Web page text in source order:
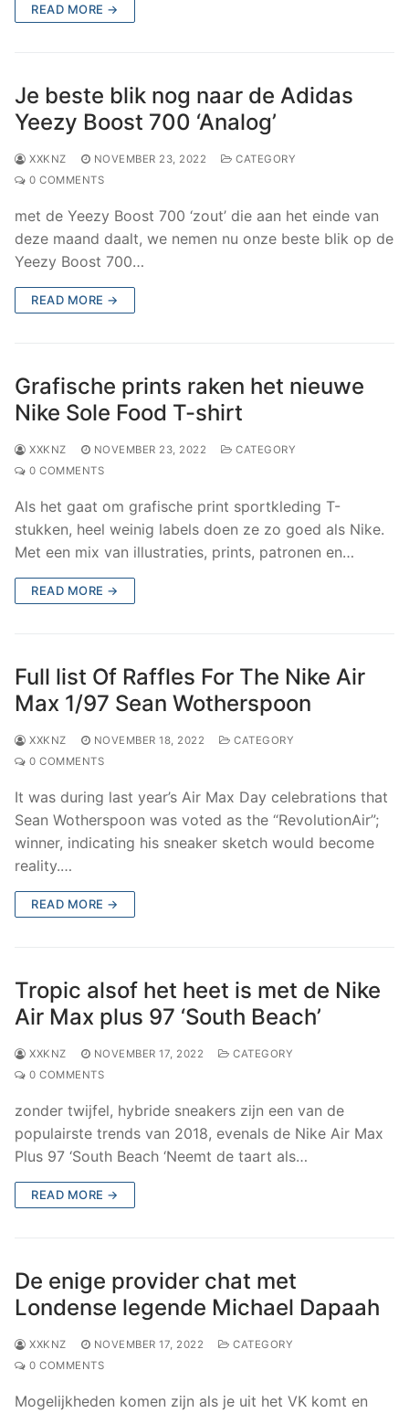
READ MORE →
Je beste blik nog naar de Adidas
Yeezy Boost 700 ‘Analog’
XXKNZ NOVEMBER 23, 2022
CATEGORY
0 COMMENTS
met de Yeezy Boost 700 ‘zout’ die aan het einde van
deze maand daalt, we nemen nu onze beste blik op de
Yeezy Boost 700…
READ MORE →
Grafische prints raken het nieuwe
Nike Sole Food T-shirt
XXKNZ NOVEMBER 23, 2022
CATEGORY
0 COMMENTS
Als het gaat om grafische print sportkleding T-
stukken, heel weinig labels doen ze zo goed als Nike.
Met een mix van illustraties, prints, patronen en…
READ MORE →
Full list Of Raffles For The Nike Air
Max 1/97 Sean Wotherspoon
XXKNZ NOVEMBER 18, 2022
CATEGORY
0 COMMENTS
It was during last year’s Air Max Day celebrations that
Sean Wotherspoon was voted as the “RevolutionAir”;
winner, indicating his sneaker sketch would become
reality.…
READ MORE →
Tropic alsof het heet is met de Nike
Air Max plus 97 ‘South Beach’
XXKNZ NOVEMBER 17, 2022
CATEGORY
0 COMMENTS
zonder twijfel, hybride sneakers zijn een van de
populairste trends van 2018, evenals de Nike Air Max
Plus 97 ‘South Beach ‘Neemt de taart als…
READ MORE →
De enige provider chat met
Londense legende Michael Dapaah
XXKNZ NOVEMBER 17, 2022
CATEGORY
0 COMMENTS
Mogelijkheden komen zijn als je uit het VK komt en